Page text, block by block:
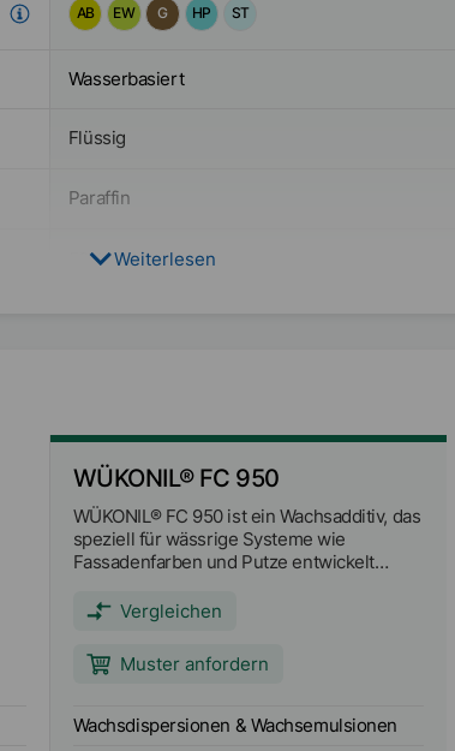
AB EW G HP ST
Wasserbasiert
Flüssig
Paraffin
%
58°C
Asien/Ozeanien
Amerika
Weiterlesen
WÜKONIL® FC 950
WÜKONIL® FC 950 ist ein Wachsadditiv, das
speziell für wässrige Systeme wie
Fassadenfarben und Putze entwickelt
Vergleichen
Muster anfordern
Wachsdispersionen & Wachsemulsionen